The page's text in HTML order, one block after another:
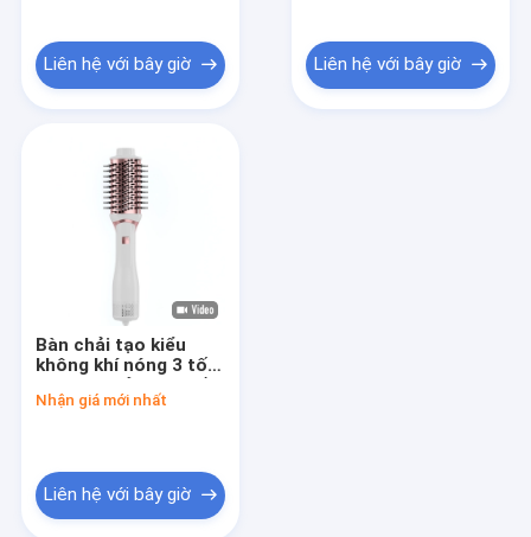
Liên hệ với bây giờ Liên hệ với bây giờ
Bàn chải tạo kiểu
không khí nóng 3 tốc
điện 3 trong 1 1000W
Nhận giá mới nhất
Liên hệ với bây giờ